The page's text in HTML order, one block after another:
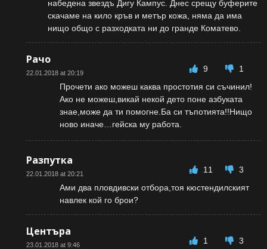
набедена звездъ Дигу Кампус. Днес срещу буферите
скачаме на кило кръв и метър кожа, няма да има
нищо общо с разходката ни до гранде Коматево.
Рачо
22.01.2018 at 20:19 9
1
Прочети ако можеш каква простотия си съчинил!
Ако не можеш,викай некой дето поне азбуката
знае,може да ти помогне.Ба си тъпотията!!Нищо
ново иначе…гейска му работа.
Разпутка
22.01.2018 at 20:21 11
3
Ами два пловдивски отбора,тоя кюстендилският
навлек кой го брои?
Центъра
23.01.2018 at 9:46 1
3